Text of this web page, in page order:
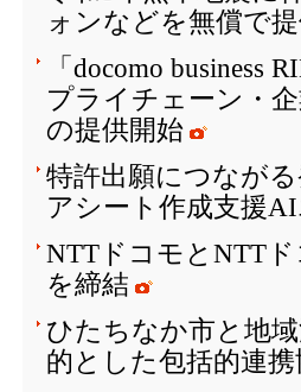
ォンなどを無償で
「docomo
プライチェーン・
の提供開始
特許出願につなが
アシート作成支援
NTTドコモとNTT
を締結
ひたちなか市と地
的とした包括的連